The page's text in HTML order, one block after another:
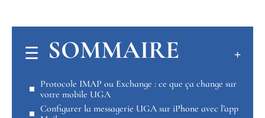
SOMMAIRE
Protocole IMAP ou Exchange : ce que ça change sur
votre mobile UGA
Configurer la messagerie UGA sur iPhone avec l’app